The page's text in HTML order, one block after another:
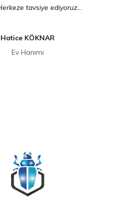
tavsiye ediyoruz...
Hatice KÖKNAR
Ev Hanımı